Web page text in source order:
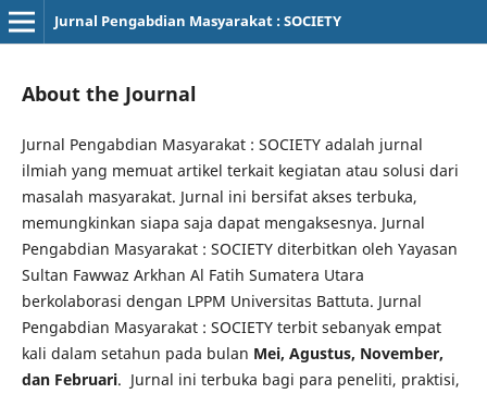
Jurnal Pengabdian Masyarakat : SOCIETY
About the Journal
Jurnal Pengabdian Masyarakat : SOCIETY adalah jurnal
ilmiah yang memuat artikel terkait kegiatan atau solusi dari
masalah masyarakat. Jurnal ini bersifat akses terbuka,
memungkinkan siapa saja dapat mengaksesnya. Jurnal
Pengabdian Masyarakat : SOCIETY diterbitkan oleh Yayasan
Sultan Fawwaz Arkhan Al Fatih Sumatera Utara
berkolaborasi dengan LPPM Universitas Battuta. Jurnal
Pengabdian Masyarakat : SOCIETY terbit sebanyak empat
kali dalam setahun pada bulan Mei, Agustus, November,
dan Februari. Jurnal ini terbuka bagi para peneliti, praktisi,